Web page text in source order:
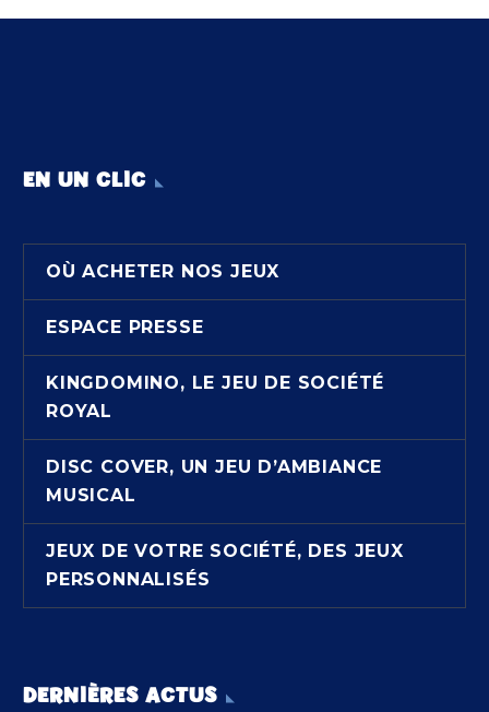
EN UN CLIC
OÙ ACHETER NOS JEUX
ESPACE PRESSE
KINGDOMINO, LE JEU DE SOCIÉTÉ
ROYAL
DISC COVER, UN JEU D’AMBIANCE
MUSICAL
JEUX DE VOTRE SOCIÉTÉ, DES JEUX
PERSONNALISÉS
DERNIÈRES ACTUS